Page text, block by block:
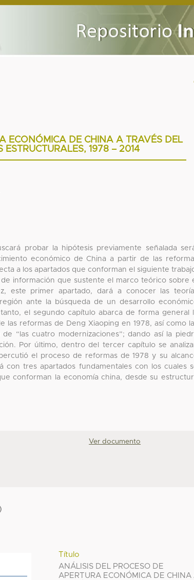
ECONÓMICA DE CHINA A TRAVÉS DEL
ESTRUCTURALES, 1978 – 2014
probar la hipótesis previamente señalada
económico de China a partir de las
a los apartados que conforman el siguiente
información que sustente el marco teórico sobre
este primer apartado, dará a conocer las
ante la búsqueda de un desarrollo
el segundo capítulo abarca de forma general
las reformas de Deng Xiaoping en 1978, así como
“las cuatro modernizaciones”; dando así la
Por último, dentro del tercer capítulo se
el proceso de reformas de 1978 y su
con tres apartados fundamentales con los cuales
conforman la economía china, desde su
Ver documento
Título
ANÁLISIS DEL PROCESO DE
APERTURA ECONÓMICA DE CHINA